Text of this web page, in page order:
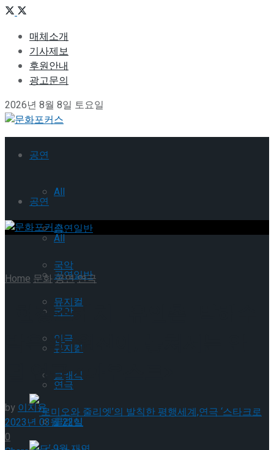
매체소개
기사제보
후원안내
광고문의
2026년 8월 8일 토요일
공연
All
공연일반
국악
뮤지컬
연극
클래식
공연
All
공연일반
국악
뮤지컬
연극
클래식
Home문화공연연극
[현장스케치] 유인촌-박해수-
박은석-원진아, 놓쳐서는 안
될 연극 <파우스트>
by이지윤
2023년 03월 22일
0